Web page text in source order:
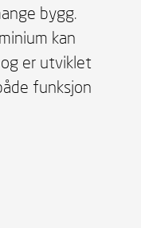
bygg.
kan
er utviklet
funksjon